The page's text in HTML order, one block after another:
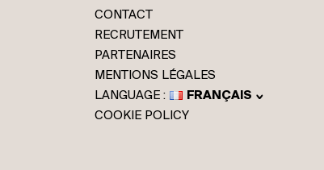
CONTACT
RECRUTEMENT
PARTENAIRES
MENTIONS LÉGALES
FRANÇAIS
ENGLISH
COOKIE POLICY